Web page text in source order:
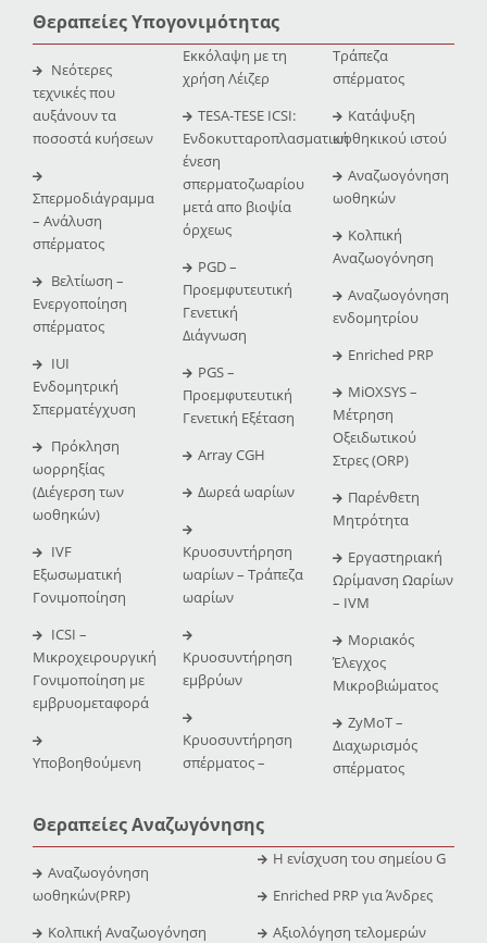
Θεραπείες Υπογονιμότητας
Νεότερες
τεχνικές που
αυξάνουν τα
ποσοστά κυήσεων
Σπερμοδιάγραμμα
– Ανάλυση
σπέρματος
Βελτίωση –
Ενεργοποίηση
σπέρματος
IUI
Ενδομητρική
Σπερματέγχυση
Πρόκληση
ωορρηξίας
(Διέγερση των
ωοθηκών)
IVF
Εξωσωματική
Γονιμοποίηση
ICSI –
Μικροχειρουργική
Γονιμοποίηση με
εμβρυομεταφορά
Υποβοηθούμενη
Εκκόλαψη με τη
χρήση Λέιζερ
TESA-TESE ICSI:
Ενδοκυτταροπλασματική
ένεση
σπερματοζωαρίου
μετά απο βιοψία
όρχεως
PGD –
Προεμφυτευτική
Γενετική
Διάγνωση
PGS –
Προεμφυτευτική
Γενετική Εξέταση
Array CGH
Δωρεά ωαρίων
Κρυοσυντήρηση
ωαρίων – Τράπεζα
ωαρίων
Κρυοσυντήρηση
εμβρύων
Κρυοσυντήρηση
σπέρματος –
Τράπεζα
σπέρματος
Κατάψυξη
ωοθηκικού ιστού
Αναζωογόνηση
ωοθηκών
Κολπική
Αναζωογόνηση
Αναζωογόνηση
ενδομητρίου
Enriched PRP
MiOXSYS –
Μέτρηση
Οξειδωτικού
Στρες (ORP)
Παρένθετη
Μητρότητα
Εργαστηριακή
Ωρίμανση Ωαρίων
– IVM
Μοριακός
Έλεγχος
Μικροβιώματος
ZyMoT –
Διαχωρισμός
σπέρματος
Θεραπείες Αναζωγόνησης
Αναζωογόνηση
ωοθηκών(PRP)
Κολπική Αναζωογόνηση
Η ενίσχυση του σημείου G
Enriched PRP για Άνδρες
Αξιολόγηση τελομερών